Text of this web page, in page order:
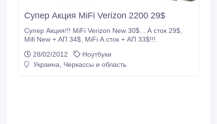
Супер Акция MiFi Verizon 2200 29$
Супер Акция!!! MiFi Verizon New 30$... А сток 29$,
Mifi New + АП 34$, MiFi А сток + АП 33$!!!.
28/02/2012
Ноутбуки
Украина, Черкассы и область